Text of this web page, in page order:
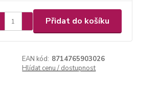
Přidat do košíku
EAN kód: 8714765903026
Hlídat cenu / dostupnost